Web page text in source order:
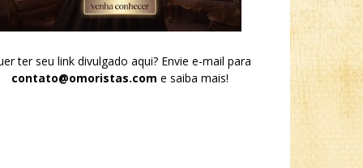
ter seu link divulgado aqui? Envie e-mail para
contato@omoristas.com e saiba mais!